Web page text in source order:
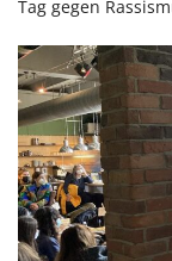
Tag gegen